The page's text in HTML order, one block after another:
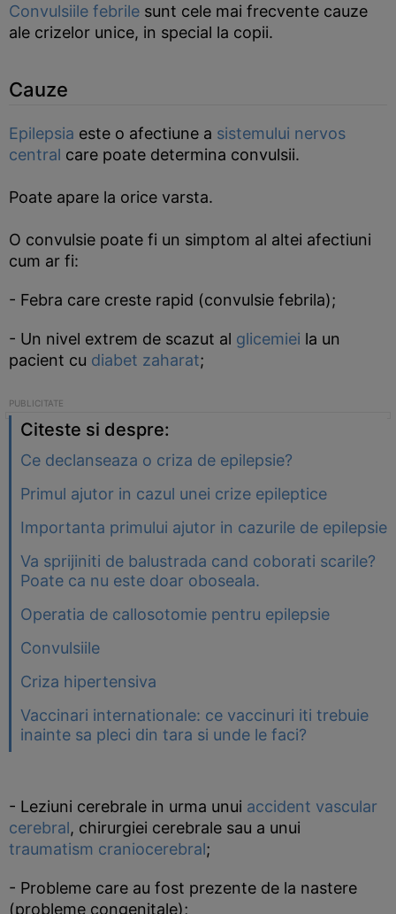
Convulsiile febrile sunt cele mai frecvente cauze
ale crizelor unice, in special la copii.
Cauze
Epilepsia este o afectiune a sistemului nervos
central care poate determina convulsii.
Poate apare la orice varsta.
O convulsie poate fi un simptom al altei afectiuni
cum ar fi:
- Febra care creste rapid (convulsie febrila);
- Un nivel extrem de scazut al glicemiei la un
pacient cu diabet zaharat;
Citeste si despre:
Ce declanseaza o criza de epilepsie?
Primul ajutor in cazul unei crize epileptice
Importanta primului ajutor in cazurile de epilepsie
Va sprijiniti de balustrada cand coborati scarile?
Poate ca nu este doar oboseala.
Operatia de callosotomie pentru epilepsie
Convulsiile
Criza hipertensiva
Vaccinari internationale: ce vaccinuri iti trebuie
inainte sa pleci din tara si unde le faci?
- Leziuni cerebrale in urma unui accident vascular
cerebral, chirurgiei cerebrale sau a unui
traumatism craniocerebral;
- Probleme care au fost prezente de la nastere
(probleme congenitale);